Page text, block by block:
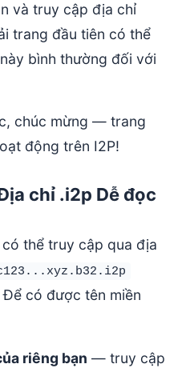
và truy cập địa chỉ
trang đầu tiên có thể
bình thường đối với
chúc mừng — trang
động trên I2P!
chỉ .i2p Dễ đọc
thể truy cập qua địa
có được tên miền
riêng bạn — truy cập